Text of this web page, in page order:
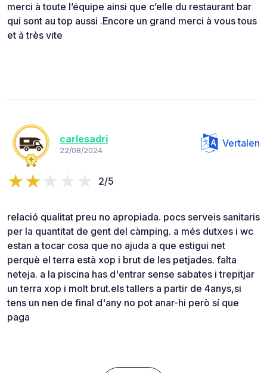
merci à toute l’équipe ainsi que c’elle du restaurant bar
qui sont au top aussi .Encore un grand merci à vous tous
et à très vite
carlesadri
22/08/2024
Vertalen
2/5
relació qualitat preu no apropiada. pocs serveis sanitaris
per la quantitat de gent del càmping. a més dutxes i wc
estan a tocar cosa que no ajuda a que estigui net
perquè el terra està xop i brut de les petjades. falta
neteja. a la piscina has d'entrar sense sabates i trepitjar
un terra xop i molt brut.els tallers a partir de 4anys,si
tens un nen de final d'any no pot anar-hi però sí que
paga